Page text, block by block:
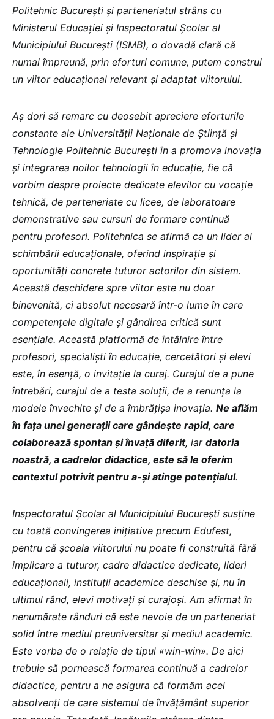
Politehnic București și parteneriatul strâns cu
Ministerul Educației și Inspectoratul Școlar al
Municipiului București (ISMB), o dovadă clară că
numai împreună, prin eforturi comune, putem construi
un viitor educațional relevant și adaptat viitorului.
Aș dori să remarc cu deosebit apreciere eforturile
constante ale Universității Naționale de Știință și
Tehnologie Politehnic București în a promova inovația
și integrarea noilor tehnologii în educație, fie că
vorbim despre proiecte dedicate elevilor cu vocație
tehnică, de parteneriate cu licee, de laboratoare
demonstrative sau cursuri de formare continuă
pentru profesori. Politehnica se afirmă ca un lider al
schimbării educaționale, oferind inspirație și
oportunități concrete tuturor actorilor din sistem.
Această deschidere spre viitor este nu doar
binevenită, ci absolut necesară într-o lume în care
competențele digitale și gândirea critică sunt
esențiale. Această platformă de întâlnire între
profesori, specialiști în educație, cercetători și elevi
este, în esență, o invitație la curaj. Curajul de a pune
întrebări, curajul de a testa soluții, de a renunța la
modele învechite și de a îmbrățișa inovația. Ne aflăm
în fața unei generații care gândește rapid, care
colaborează spontan și învață diferit, iar datoria
noastră, a cadrelor didactice, este să le oferim
contextul potrivit pentru a-și atinge potențialul.
Inspectoratul Școlar al Municipiului București susține
cu toată convingerea inițiative precum Edufest,
pentru că școala viitorului nu poate fi construită fără
implicare a tuturor, cadre didactice dedicate, lideri
educaționali, instituții academice deschise și, nu în
ultimul rând, elevi motivați și curajoși. Am afirmat în
nenumărate rânduri că este nevoie de un parteneriat
solid între mediul preuniversitar și mediul academic.
Este vorba de o relație de tipul «win-win». De aici
trebuie să pornească formarea continuă a cadrelor
didactice, pentru a ne asigura că formăm acei
absolvenți de care sistemul de învățământ superior